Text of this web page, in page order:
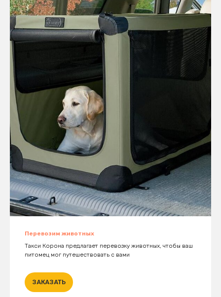
Перевозим животных
Такси Корона предлагает перевозку животных, чтобы ваш
питомец мог путешествовать с вами
ЗАКАЗАТЬ